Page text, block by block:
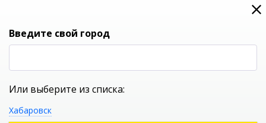
0
УНИВЕРСАЛЬНЫЙ ИНТЕРНЕТ МАГАЗИН
Введите свой город
Или выберите из списка:
Хабаровск